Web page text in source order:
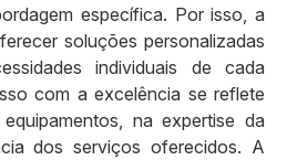
específica. Por isso, a
soluções personalizadas
individuais de cada
com a excelência se reflete
na expertise da
dos serviços oferecidos. A